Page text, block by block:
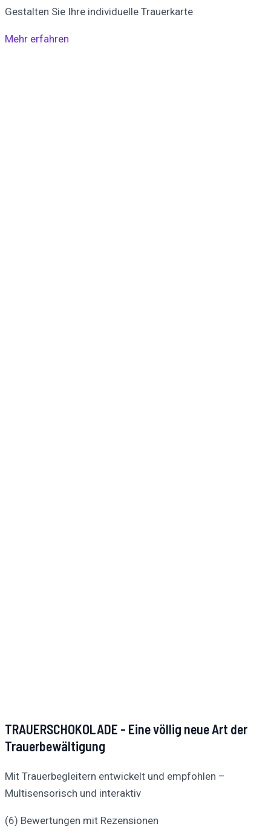
Gestalten Sie Ihre individuelle Trauerkarte
Mehr erfahren
TRAUERSCHOKOLADE - Eine völlig neue Art der
Trauerbewältigung
Mit Trauerbegleitern entwickelt und empfohlen –
Multisensorisch und interaktiv
(6) Bewertungen mit Rezensionen